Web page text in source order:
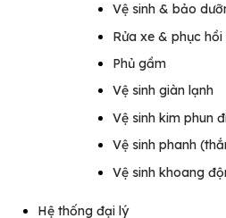
Vệ sinh & bảo
Rửa xe & phục
Phủ gầm
Vệ sinh giàn lạnh
Vệ sinh kim phun
Vệ sinh phanh
Vệ sinh khoang
Hệ thống đại lý